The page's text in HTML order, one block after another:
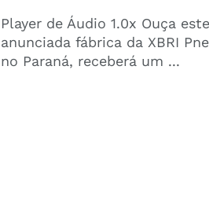
Player de Áudio 1.0x Ouça
anunciada fábrica da XBRI
no Paraná, receberá um ...